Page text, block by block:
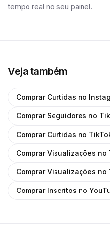
tempo real no seu painel.
Veja também
Comprar Curtidas no
Comprar Seguidores no
Comprar Curtidas no
Comprar Visualizações no
Comprar Visualizações no
Comprar Inscritos no